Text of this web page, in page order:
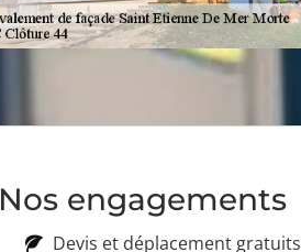
Nos engagements
Devis et déplacement gratuits